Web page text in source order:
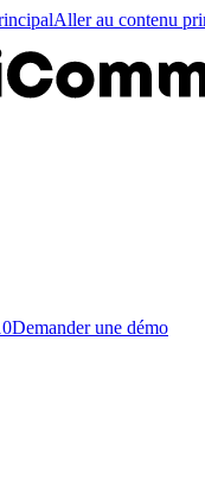
Aller au contenu
Demander une démo